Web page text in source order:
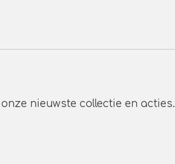
nieuwste collectie en acties.